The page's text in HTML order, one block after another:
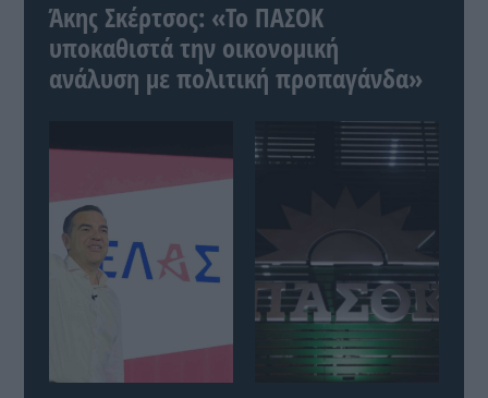
Άκης Σκέρτσος: «Το ΠΑΣΟΚ
υποκαθιστά την οικονομική
ανάλυση με πολιτική προπαγάνδα»